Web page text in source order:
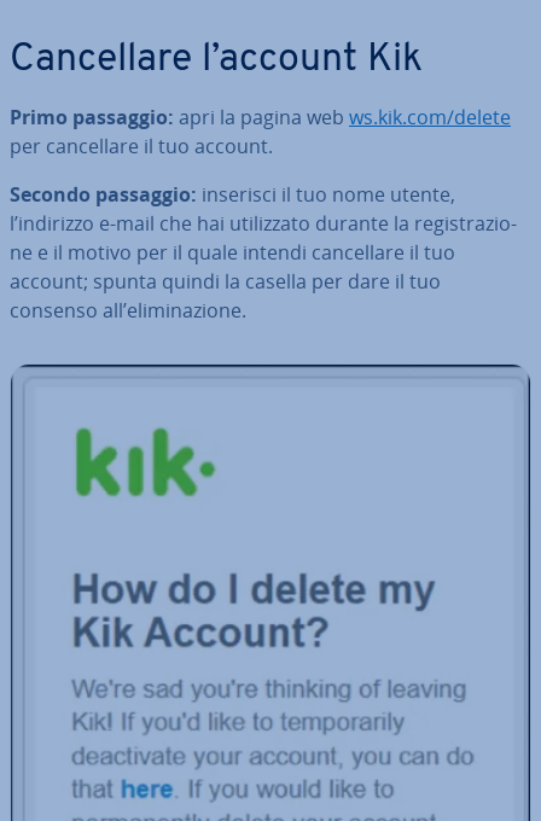
Can­cel­la­re l’account Kik
Primo passaggio: apri la pagina web ws.kik.com/delete
per can­cel­la­re il tuo account.
Secondo passaggio: inserisci il tuo nome utente,
l’indirizzo e-mail che hai uti­liz­za­to durante la re­gi­stra­zio­
ne e il motivo per il quale intendi can­cel­la­re il tuo
account; spunta quindi la casella per dare il tuo
consenso all’eli­mi­na­zio­ne.